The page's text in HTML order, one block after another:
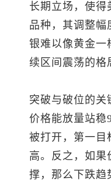
长期立场，使
品种，其调整
银难以像黄金一
续区间震荡的格
突破与破位的
价格能放量站稳
被打开，第一目
高。反之，如果
撑，那么下跌趋